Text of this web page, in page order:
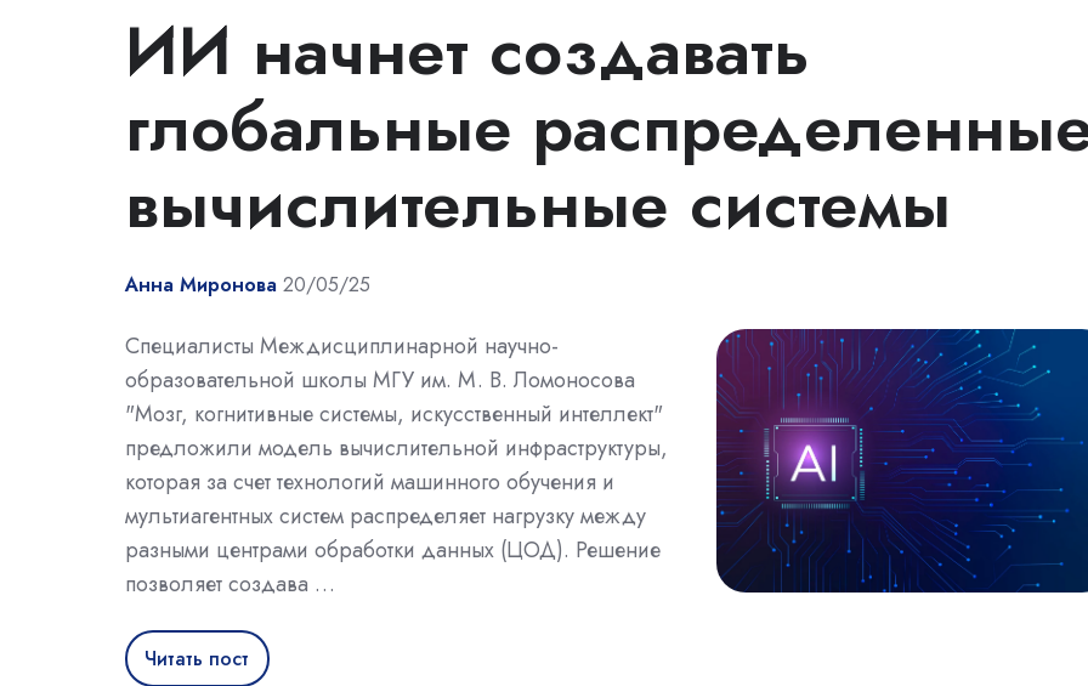
ИИ начнет создавать
глобальные
вычислительные системы
Анна Миронова 20/05/25
Специалисты Междисциплинарной научно-
образовательной школы МГУ им. М. В. Ломоносова
"Мозг, когнитивные системы, искусственный интеллект"
предложили модель вычислительной инфраструктуры,
которая за счет технологий машинного обучения и
мультиагентных систем распределяет нагрузку между
разными центрами обработки данных (ЦОД). Решение
позволяет создава …
Читать пост